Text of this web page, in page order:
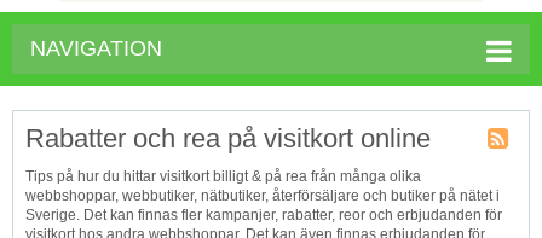
NAVIGATION
Tagg
RSS
Rabatter och rea på visitkort online
Tips på hur du hittar visitkort billigt & på rea från många olika
webbshoppar, webbutiker, nätbutiker, återförsäljare och butiker på nätet i
Sverige. Det kan finnas fler kampanjer, rabatter, reor och erbjudanden för
visitkort hos andra webbshoppar. Det kan även finnas erbjudanden för